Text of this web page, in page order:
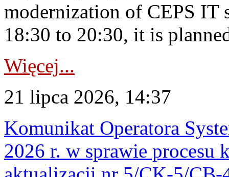
modernization of CEPS IT
18:30 to 20:30, it is
Więcej...
21 lipca 2026, 14:37
Komunikat Operatora
2026 r. w sprawie